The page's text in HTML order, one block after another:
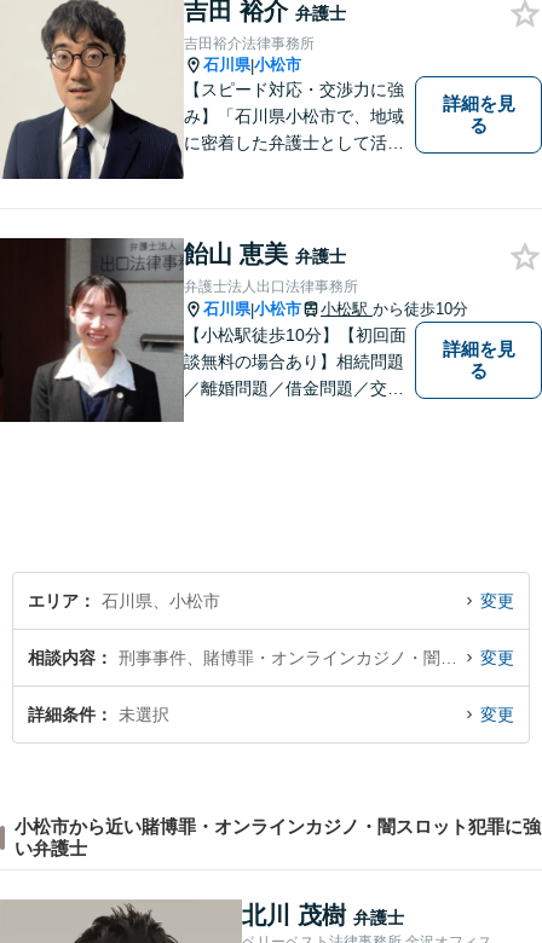
吉田 裕介 弁護士
吉田裕介法律事務所
石川県|小松市
【スピード対応・交渉力に強
み】「石川県小松市で、地域
に密着した弁護士として活動
にお任せください【完全個室
／プライバシー配慮】
詳細を見
る
飴山 恵美 弁護士
弁護士法人出口法律事務所
石川県|小松市 小松駅 から徒歩10分
【小松駅徒歩10分】【初回面
談無料の場合あり】相続問題
／離婚問題／借金問題／交通
詳細を見
る
エリア 石川県、小松市 変更
相談内容 変更
詳細条件 未選択 変更
小松市から近い賭博罪・オンラインカジノ・闇スロット犯罪に強
い弁護士
北川 茂樹 弁護士